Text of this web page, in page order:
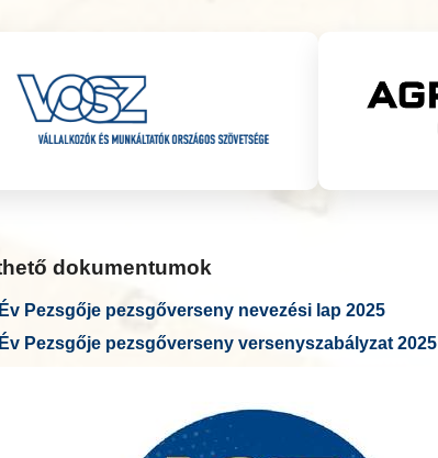
dokumentumok
Pezsgője pezsgőverseny nevezési lap 2025
Pezsgője pezsgőverseny versenyszabályzat 2025